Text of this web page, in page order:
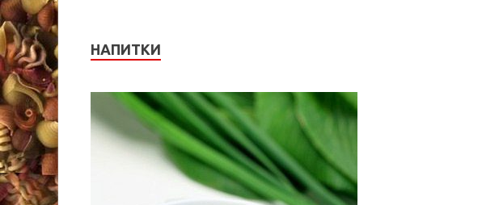
НАПИТКИ